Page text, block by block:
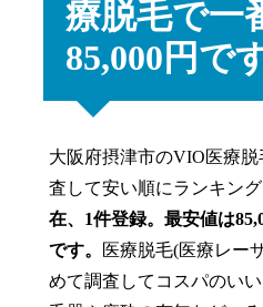
療脱毛で一
85,000円で
大阪府摂津市のVIO医療
査して安い順にランキン
在、1件登録。最安値は
です。
医療脱毛(医療レー
めて調査してコスパのい